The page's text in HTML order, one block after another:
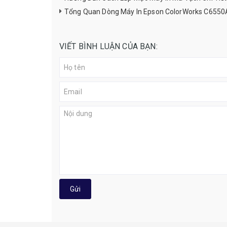
Tổng Quan Dòng Máy In Epson ColorWorks
VIẾT BÌNH LUẬN CỦA BẠN:
Gửi